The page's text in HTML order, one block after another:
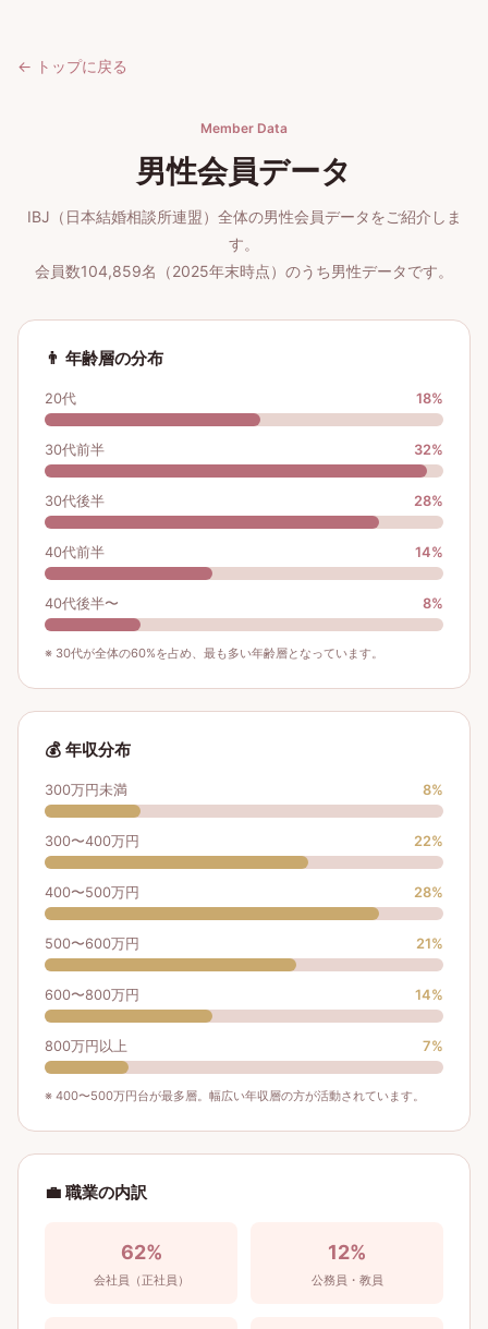
← トップに戻る
Member Data
男性会員データ
IBJ（日本結婚相談所連盟）全体の男性会員データをご紹介しま
す。
会員数104,859名（2025年末時点）のうち男性データです。
👨 年齢層の分布
20代 18%
30代前半 32%
30代後半 28%
40代前半 14%
40代後半〜 8%
※ 30代が全体の60%を占め、最も多い年齢層となっています。
💰 年収分布
300万円未満 8%
300〜400万円 22%
400〜500万円 28%
500〜600万円 21%
600〜800万円 14%
800万円以上 7%
※ 400〜500万円台が最多層。幅広い年収層の方が活動されています。
💼 職業の内訳
62%
会社員（正社員）
12%
公務員・教員